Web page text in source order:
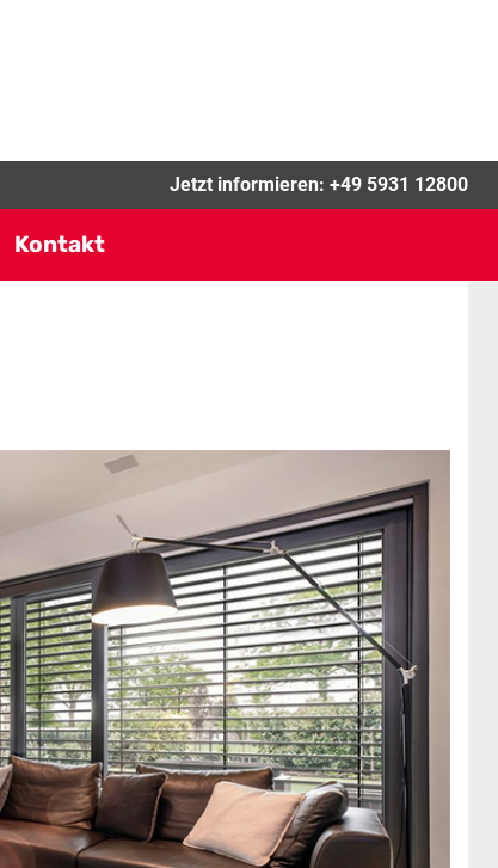
Jetzt informieren: +49 5931 12800
Kontakt